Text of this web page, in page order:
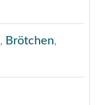
, Brötchen,